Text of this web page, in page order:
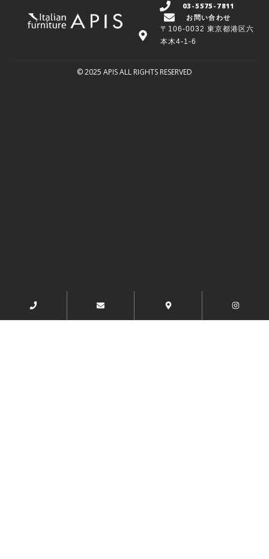
03-5575-7811
お問い合わせ
〒106-0032 東京都港区六
本木4-1-6
© 2025 APIS ALL RIGHTS RESERVED